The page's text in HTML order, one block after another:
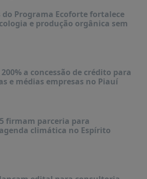
do Programa Ecoforte fortalece
e produção orgânica sem
a concessão de crédito para
e médias empresas no Piauí
firmam parceria para
climática no Espírito